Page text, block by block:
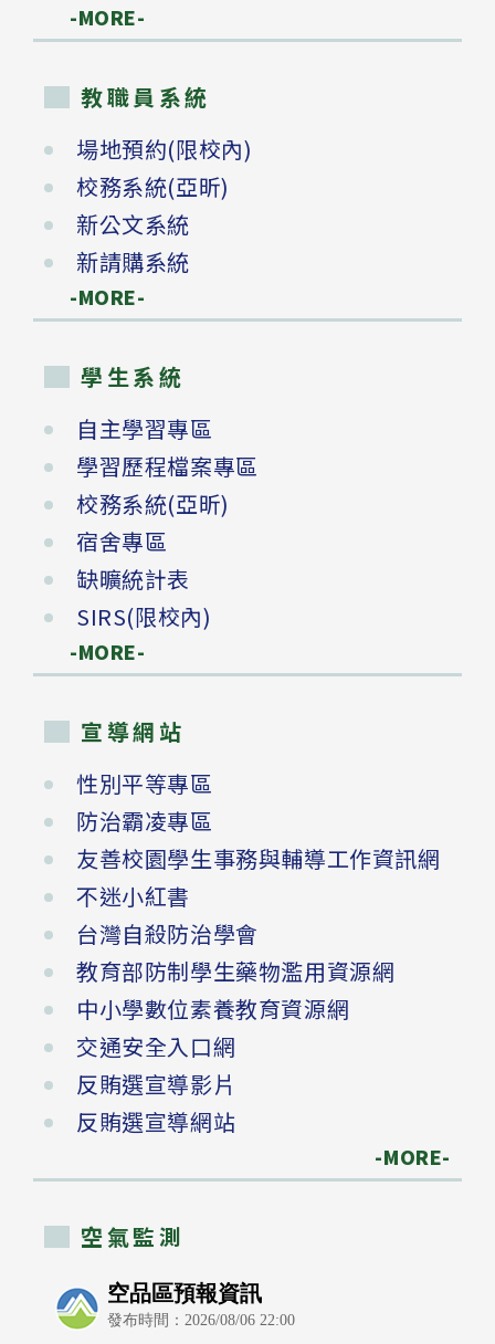
-MORE-
教職員系統
場地預約(限校內)
校務系統(亞昕)
新公文系統
新請購系統
-MORE-
學生系統
自主學習專區
學習歷程檔案專區
校務系統(亞昕)
宿舍專區
缺曠統計表
SIRS(限校內)
-MORE-
宣導網站
性別平等專區
防治霸凌專區
友善校園學生事務與輔導工作資訊網
不迷小紅書
台灣自殺防治學會
教育部防制學生藥物濫用資源網
中小學數位素養教育資源網
交通安全入口網
反賄選宣導影片
反賄選宣導網站
-MORE-
空氣監測